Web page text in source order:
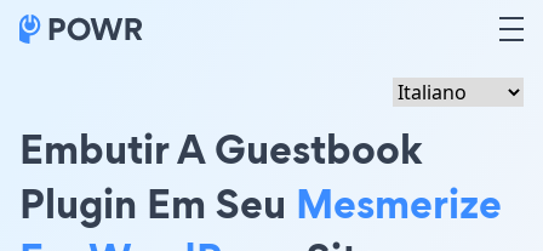
Embutir A Guestbook
Plugin Em Seu Mesmerize